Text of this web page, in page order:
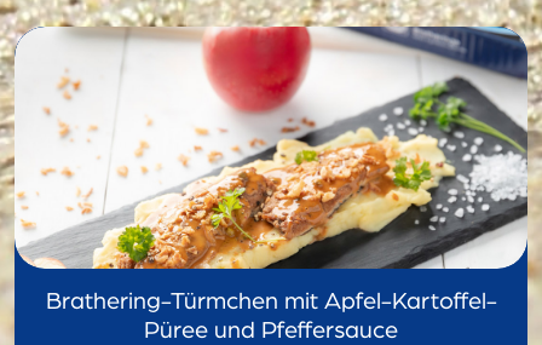
Brathering-Türmchen mit Apfel-Kartoffel-
Püree und Pfeffersauce